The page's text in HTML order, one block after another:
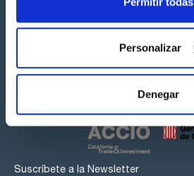
Personalizar
Denegar
Suscríbete a la Newsletter